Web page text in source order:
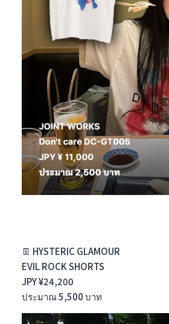
👖 HYSTERIC GLAMOUR
EVIL ROCK SHORTS
JPY ¥24,200
ประมาณ 5,500 บาท